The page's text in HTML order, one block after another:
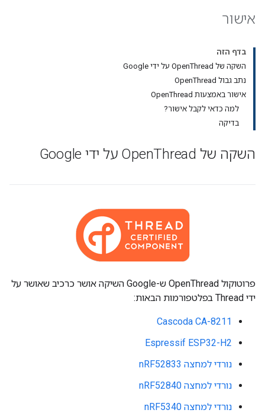
אישור
בדף הזה
השקה של OpenThread על ידי Google
נתב גבול OpenThread
אישור באמצעות OpenThread
למה כדאי לקבל אישור?
בדיקה
השקה של Open Thread על ידי Google
פרוטוקול OpenThread ש-Google השיקה אושר כרכיב שאושר על
ידי Thread בפלטפורמות הבאות:
Cascoda CA-8211
Espressif ESP32-H2
נורדי למחצה nRF52833
נורדי למחצה nRF52840
נורדי למחצה nRF5340